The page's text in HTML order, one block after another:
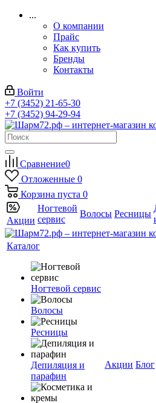
...
О компании
Прайс
Как купить
Бренды
Контакты
Войти
+7 (3452) 21-65-30
+7 (3452) 94-29-94
Сравнение0
Отложенные 0
Корзина пуста 0
Акции
Ногтевой
сервис
Волосы Ресницы
Каталог
Ногтевой сервис
Волосы
Ресницы
Депиляция и
парафин
Акции Блог